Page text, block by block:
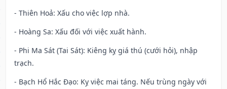
- Thiên Hoả: Xấu cho việc lợp nhà.
- Hoàng Sa: Xấu đối với việc xuất hành.
- Phi Ma Sát (Tai Sát): Kiêng kỵ giá thú (cưới hỏi), nhập
trạch.
- Bạch Hổ Hắc Đạo: Kỵ việc mai táng. Nếu trùng ngày với